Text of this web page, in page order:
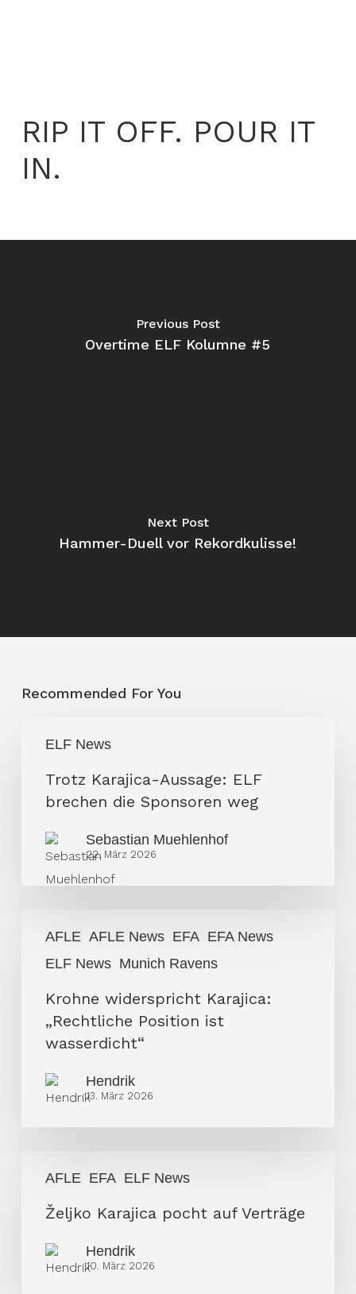
RIP IT OFF. POUR IT
IN.
Previous Post
Overtime ELF Kolumne #5
Next Post
Hammer-Duell vor Rekordkulisse!
Recommended For You
ELF News
Karajica-
Aussage:
Trotz Karajica-Aussage: ELF
brechen die Sponsoren weg
Sebastian Muehlenhof
22. März 2026
AFLE AFLE News EFA EFA News
ELF News Munich Ravens
widerspricht
Karajica:
Krohne widerspricht Karajica:
„Rechtliche Position ist
wasserdicht“
Hendrik
13. März 2026
AFLE EFA ELF News
Karajica
pocht
Verträge
Željko Karajica pocht auf Verträge
Hendrik
10. März 2026